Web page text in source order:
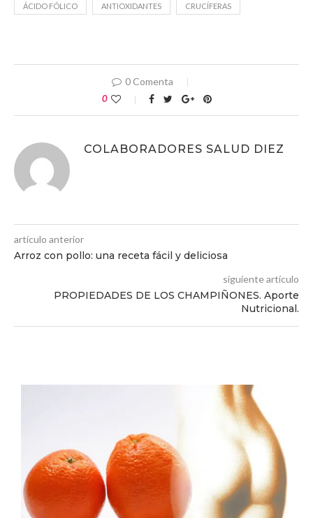
ÁCIDO FÓLICO ANTIOXIDANTES CRUCÍFERAS
0 Comenta
0
COLABORADORES SALUD DIEZ
artículo anterior
Arroz con pollo: una receta fácil y deliciosa
siguiente artículo
PROPIEDADES DE LOS CHAMPIÑONES. Aporte
Nutricional.